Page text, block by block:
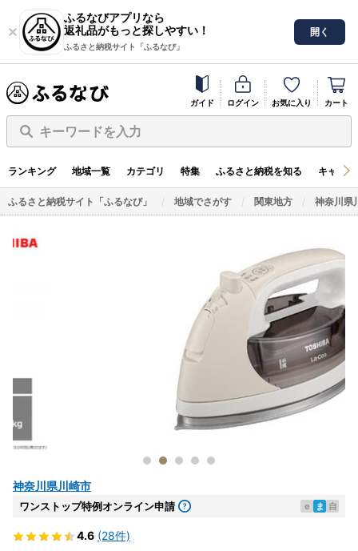
ふるなびアプリなら
返礼品がもっと探しやすい！
ふるさと納税サイト「ふるなび」
開く
ガイド ログイン お気に入り カート
キーワードを入力
ランキング 地域一覧 カテゴリ 特集 ふるさと納税を知る キャン
ふるさと納税サイト「ふるなび」 地域でさがす 関東地方 神奈川県
神奈川県川崎市
ワンストップ特例オンライン申請 e ま 自
4.6 (28件)